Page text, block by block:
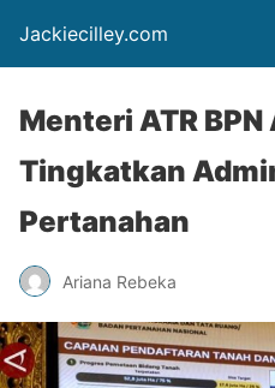
Jackiecilley.com
Menteri ATR BPN
Tingkatkan
Pertanahan
Ariana Rebeka